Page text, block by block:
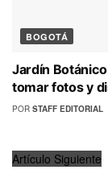
BOGOTÁ
Jardín
tomar fotos y
POR STAFF EDITORIAL
Artículo Siguiente